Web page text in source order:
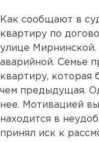
Как сообщают в
квартиру по
улице Мирнинской.
аварийной. Семье
квартиру,
чем предыдущая.
нее. Мотивацией
находится в
принял иск к